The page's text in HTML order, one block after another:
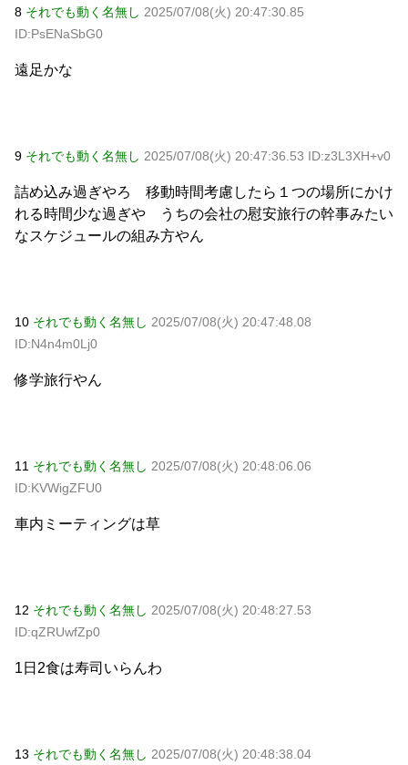
8 それでも動く名無し 2025/07/08(火) 20:47:30.85
ID:PsENaSbG0
遠足かな
9 それでも動く名無し 2025/07/08(火) 20:47:36.53 ID:z3L3XH+v0
詰め込み過ぎやろ 移動時間考慮したら１つの場所にかけ
れる時間少な過ぎや うちの会社の慰安旅行の幹事みたい
なスケジュールの組み方やん
10 それでも動く名無し 2025/07/08(火) 20:47:48.08
ID:N4n4m0Lj0
修学旅行やん
11 それでも動く名無し 2025/07/08(火) 20:48:06.06
ID:KVWigZFU0
車内ミーティングは草
12 それでも動く名無し 2025/07/08(火) 20:48:27.53
ID:qZRUwfZp0
1日2食は寿司いらんわ
13 それでも動く名無し 2025/07/08(火) 20:48:38.04